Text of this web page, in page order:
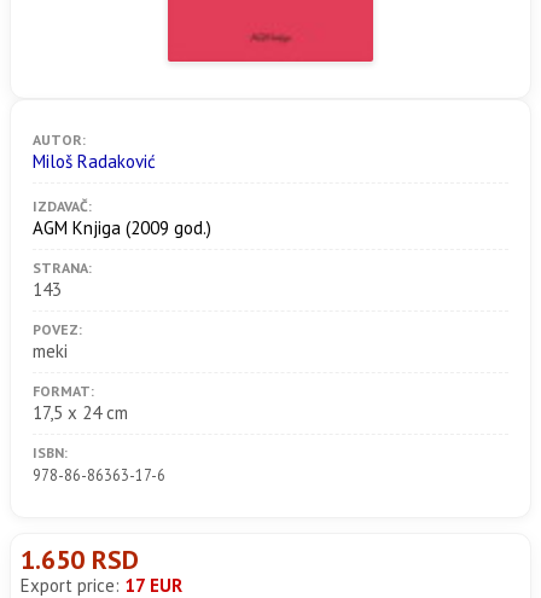
AUTOR:
Miloš Radaković
IZDAVAČ:
AGM Knjiga (2009 god.)
STRANA:
143
POVEZ:
meki
FORMAT:
17,5 x 24 cm
ISBN:
978-86-86363-17-6
1.650 RSD
Export price: 17 EUR